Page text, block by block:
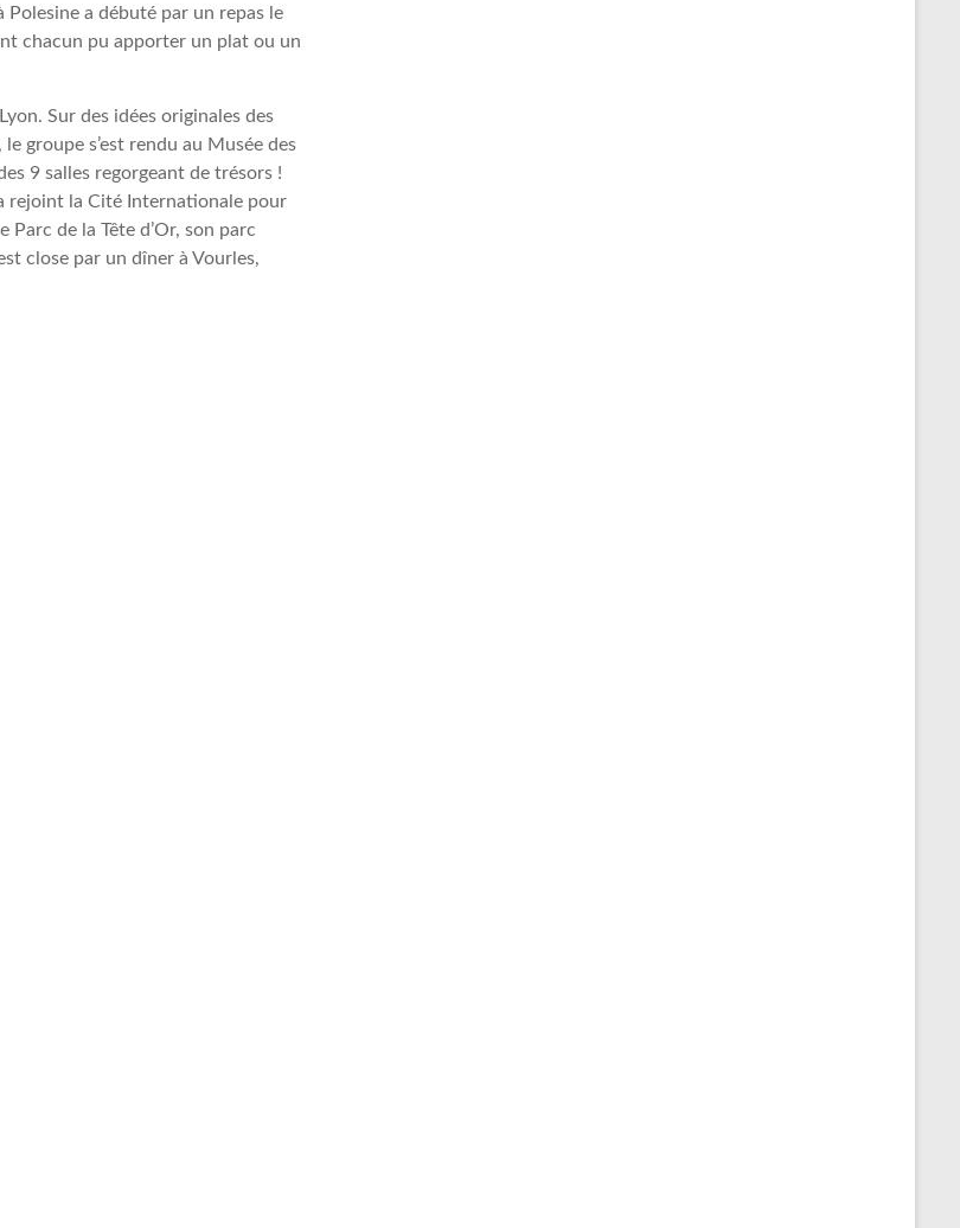
Polesine a débuté par un repas le
chacun pu apporter un plat ou un
Sur des idées originales des
groupe s’est rendu au Musée des
9 salles regorgeant de trésors !
rejoint la Cité Internationale pour
de la Tête d’Or, son parc
close par un dîner à Vourles,